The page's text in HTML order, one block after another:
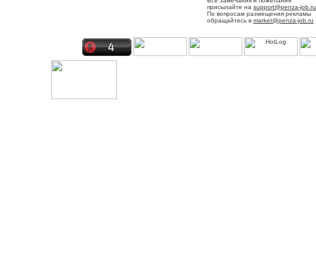
присылайте на support@penza-job.ru
По вопросам размещения рекламы
обращайтесь в market@penza-job.ru